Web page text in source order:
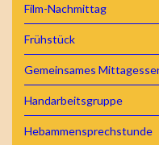
Film-Nachmittag
Frühstück
Gemeinsames
Handarbeitsgruppe
Hebammensprechstunde